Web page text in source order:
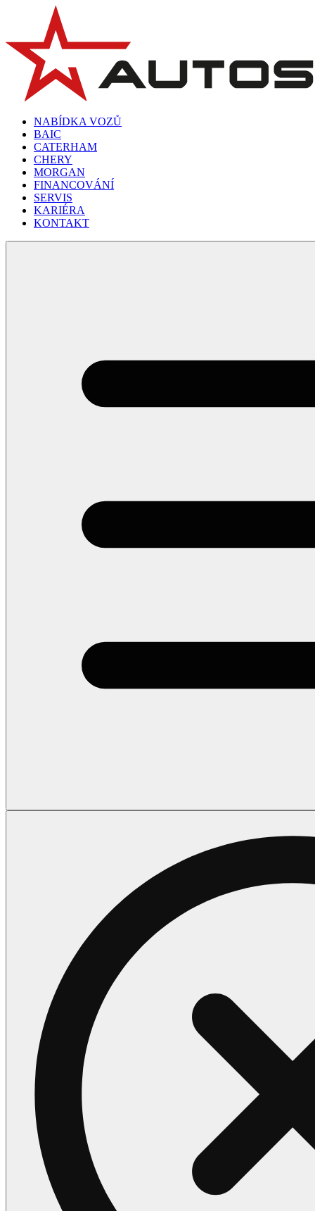
NABÍDKA VOZŮ
BAIC
CATERHAM
CHERY
MORGAN
FINANCOVÁNÍ
SERVIS
KARIÉRA
KONTAKT